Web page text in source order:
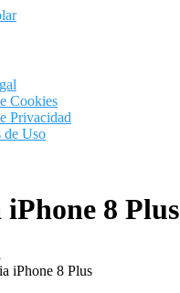
Cookies
Privacidad
de Uso
8 Plus
iPhone 8 Plus